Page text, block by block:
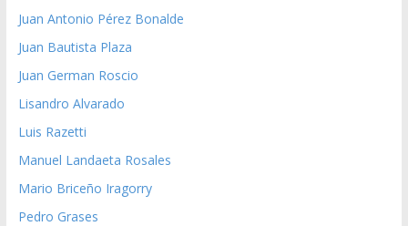
Juan Antonio Pérez Bonalde
Juan Bautista Plaza
Juan German Roscio
Lisandro Alvarado
Luis Razetti
Manuel Landaeta Rosales
Mario Briceño Iragorry
Pedro Grases